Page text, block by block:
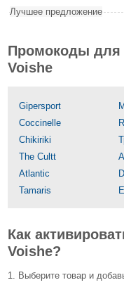
Лучшее предложение
Промокоды для
Voishe
Gipersport
Coccinelle
Chikiriki
The Cultt
Atlantic
Tamaris
Как
Voishe?
1. Выберите товар и